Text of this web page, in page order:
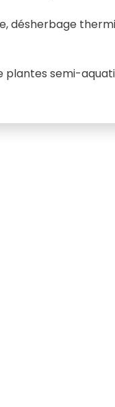
désherbage
semi-